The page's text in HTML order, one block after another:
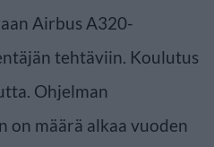
Airbus A320-
tehtäviin. Koulutus
Ohjelman
on määrä alkaa vuoden